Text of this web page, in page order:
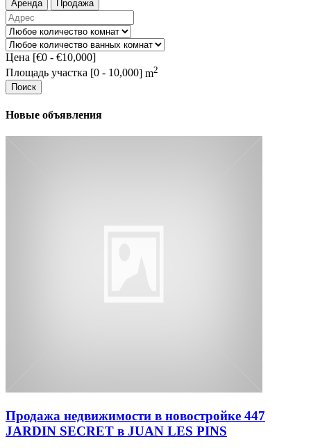
Аренда Продажа
Цена [€0 - €10,000]
Площадь участка [0 - 10,000] m2
Поиск
Новые объявления
Продажа недвижимости в новостройке 447
JARDIN SECRET в JUAN LES PINS